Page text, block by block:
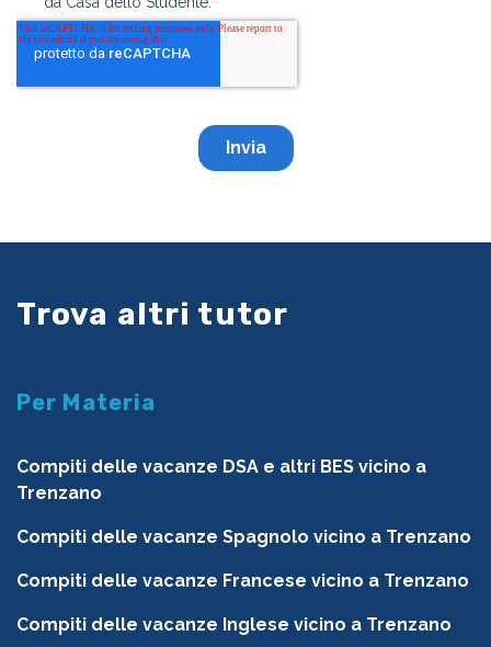
Trova altri tutor
Per Materia
Compiti delle vacanze DSA e altri BES vicino a
Trenzano
Compiti delle vacanze Spagnolo vicino a Trenzano
Compiti delle vacanze Francese vicino a Trenzano
Compiti delle vacanze Inglese vicino a Trenzano